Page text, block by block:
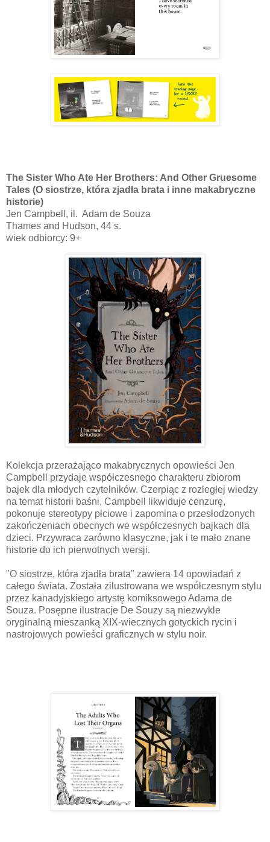
The Sister Who Ate Her Brothers: And Other Gruesome
Tales (O siostrze, która zjadła brata i inne makabryczne
historie)
Jen Campbell, il. Adam de Souza
Thames and Hudson, 44 s.
wiek odbiorcy: 9+
Kolekcja przerażająco makabrycznych opowieści Jen
Campbell przydaje współczesnego charakteru zbiorom
bajek dla młodych czytelników. Czerpiąc z rozległej wiedzy
na temat historii baśni, Campbell likwiduje cenzurę,
pokonuje stereotypy płciowe i zapomina o przesłodzonych
zakończeniach obecnych we współczesnych bajkach dla
dzieci. Przywraca zarówno klasyczne, jak i te mało znane
historie do ich pierwotnych wersji.
"O siostrze, która zjadła brata" zawiera 14 opowiadań z
całego świata. Została zilustrowana we współczesnym stylu
przez kanadyjskiego artystę komiksowego Adama de
Souza. Posępne ilustracje De Souzy są niezwykle
oryginalną mieszanką XIX-wiecznych gotyckich rycin i
nastrojowych powieści graficznych w stylu noir.